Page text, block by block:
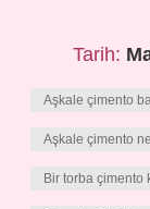
Tarih:
Aşkale çimento
Aşkale çimento
Bir torba çimento